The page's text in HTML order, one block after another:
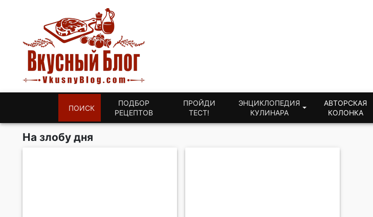
ПОИСК
ПОДБОР
РЕЦЕПТОВ
ПРОЙДИ
ТЕСТ!
ЭНЦИКЛОПЕДИЯ
КУЛИНАРА
АВТОРСКАЯ
КОЛОНКА
На злобу дня